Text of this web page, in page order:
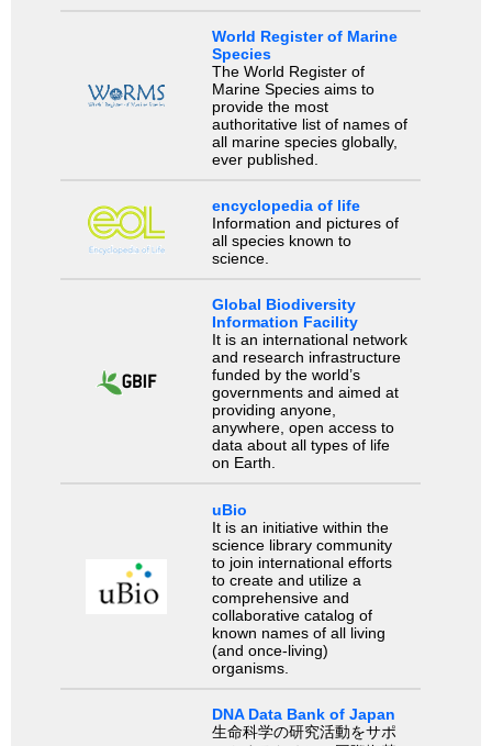
World Register of Marine
Species
The World Register of
Marine Species aims to
provide the most
authoritative list of names of
all marine species globally,
ever published.
encyclopedia of life
Information and pictures of
all species known to
science.
Global Biodiversity
Information Facility
It is an international network
and research infrastructure
funded by the world’s
governments and aimed at
providing anyone,
anywhere, open access to
data about all types of life
on Earth.
uBio
It is an initiative within the
science library community
to join international efforts
to create and utilize a
comprehensive and
collaborative catalog of
known names of all living
(and once-living)
organisms.
DNA Data Bank of Japan
生命科学の研究活動をサポ